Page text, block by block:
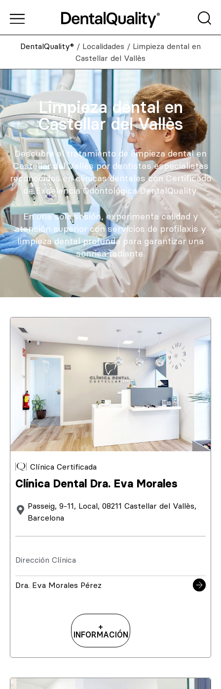
DentalQuality® / Localidades / Limpieza dental en
Castellar del Vallès
Limpieza dental en
Castellar del Vallès
Descubre el tratamiento de limpieza dental en
Castellar del Vallès por dentistas especialistas
reconocidos en clínicas dentales con Certificado
de Excelencia Odontológica DentalQuality.
En una sola sesión, experimenta calidad y
atención superior con servicios de profilaxis y
limpieza dental profunda para garantizar una
sonrisa radiante.
Clínica Certificada
Clínica Dental Dra. Eva Morales
Passeig, 9-11, Local, 08211 Castellar del Vallès,
Barcelona
Dirección Clínica
Dra. Eva Morales Pérez
+
INFORMACIÓN